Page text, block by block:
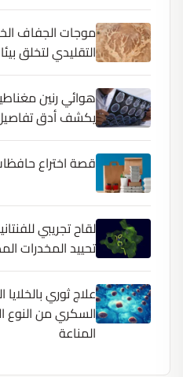
موجات الجفاف
التقليدي لتخلق
هوائي رنين
يكشف أدق تفاصيل
قصة اختراع
لقاح تجريبي
تحييد المخدرات
علاج ثوري
السكري من النوع
المناعة